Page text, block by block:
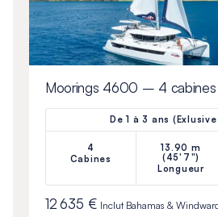
Moorings 4600 – 4 cabines
De 1 à 3 ans
4
Cabines
13.90 m
(45'7")
Longueur
12 635 € Inclut Bahamas &